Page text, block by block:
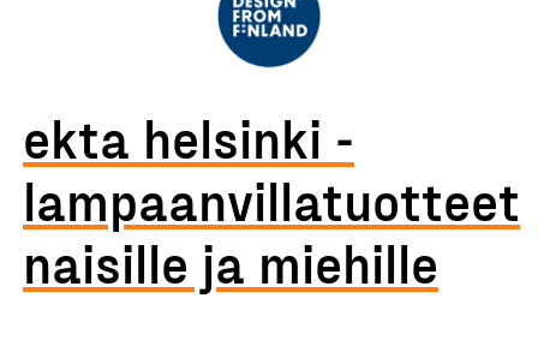
ekta helsinki -
lampaanvillatuotteet
naisille ja miehille